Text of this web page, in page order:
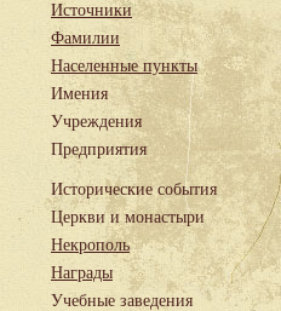
Источники
Фамилии
Населенные пункты
Имения
Учреждения
Предприятия
Исторические события
Церкви и монастыри
Некрополь
Награды
Учебные заведения